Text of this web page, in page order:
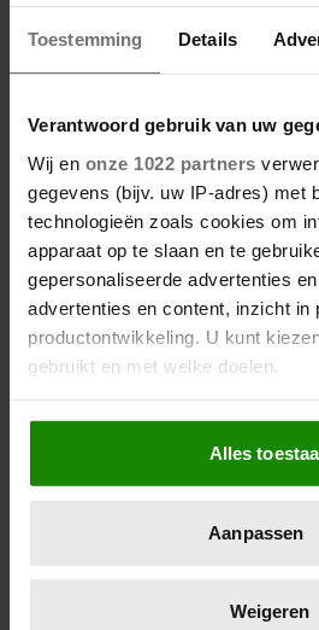
Toestemming Details
Verantwoord gebruik van uw
Wij en onze 1022 partners
gegevens (bijv. uw IP-adres) met
technologieën zoals cookies om
apparaat op te slaan en te
gepersonaliseerde advertenties
advertenties en content, inzicht in
productontwikkeling. U kunt
gebruikt en met welke doelen.
Als u het toestaat, willen we ook
Informatie verzamelen
locatie, die tot een paar
scannen op specifieke
verwerkt en stel uw voorkeuren in
Alles
Aanpassen
Weigeren